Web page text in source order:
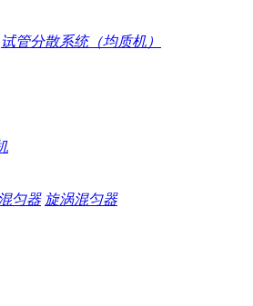
试管分散系统（均质机）
匀器 旋涡混匀器